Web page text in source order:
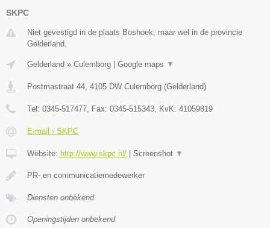
SKPC
Niet gevestigd in de plaats Boshoek, maar wel in de provincie
Gelderland.
Gelderland » Culemborg Google maps ▼
Postmastraat 44 4105 DW Culemborg (Gelderland)
Tel: 0345-517477 , Fax: 0345-515343 , KvK: 41059819
E-mail › SKPC
Website: http://www.skpc.nl/ Screenshot ▼
PR- en communicatiemedewerker
Diensten onbekend
Openingstijden onbekend